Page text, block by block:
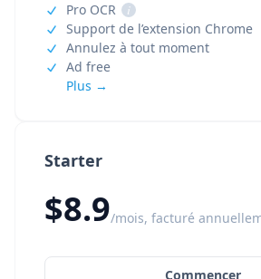
Starter
$8.9/mois, facturé
Commencer
Pro OCR
i
Support de l’extension Chrome
Annulez à tout moment
Ad free
Plus →